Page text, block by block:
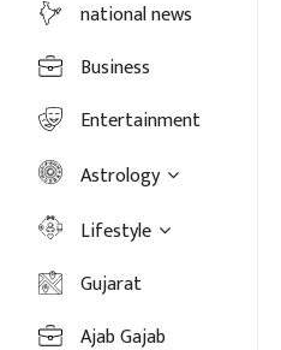
national news
Business
Entertainment
Astrology
Lifestyle
Gujarat
Ajab Gajab